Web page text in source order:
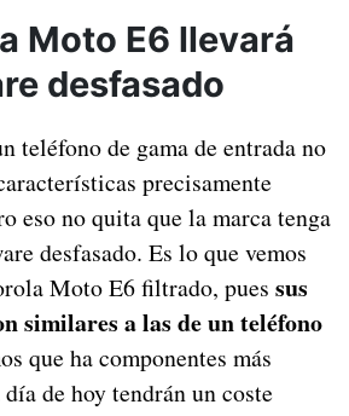
Moto E6 llevará
desfasado
teléfono de gama de entrada no
precisamente
eso no quita que la marca tenga
desfasado. Es lo que vemos
Moto E6 filtrado, pues sus
similares a las de un teléfono
que ha componentes más
de hoy tendrán un coste